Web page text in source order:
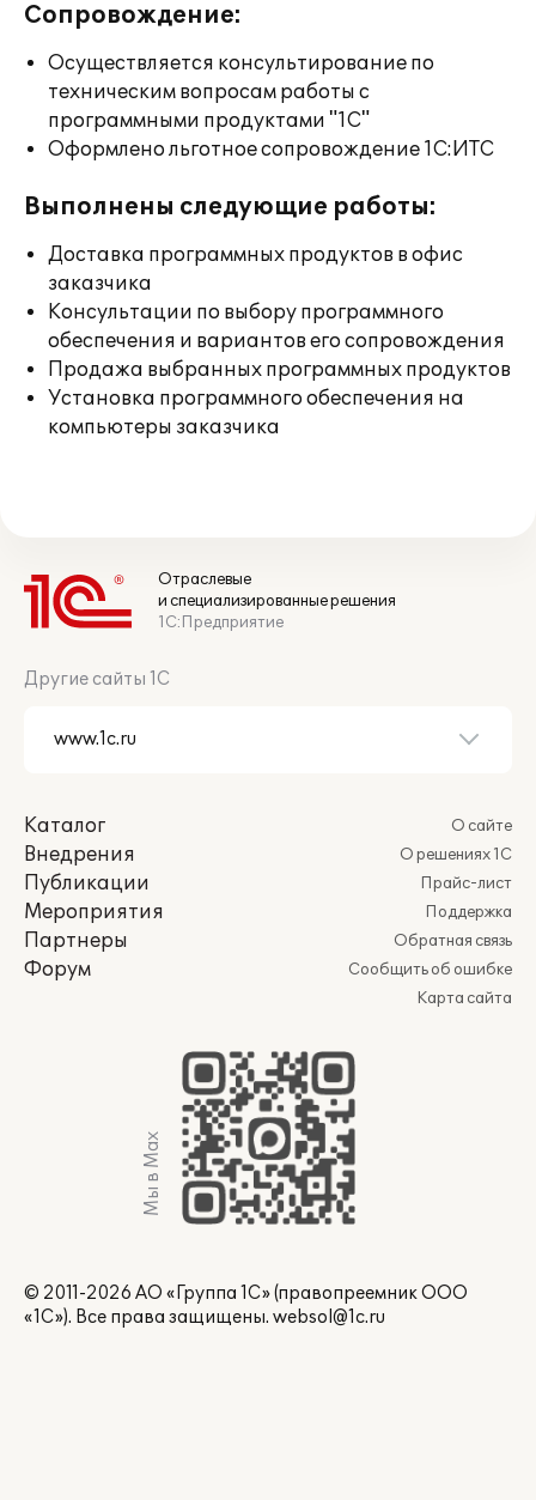
Сопровождение:
Осуществляется консультирование по
техническим вопросам работы с
программными продуктами "1С"
Оформлено льготное сопровождение 1С:ИТС
Выполнены следующие работы:
Доставка программных продуктов в офис
заказчика
Консультации по выбору программного
обеспечения и вариантов его сопровождения
Продажа выбранных программных продуктов
Установка программного обеспечения на
компьютеры заказчика
Отраслевые
и специализированные решения
1С:Предприятие
Другие сайты 1С
Каталог
Внедрения
Публикации
Мероприятия
Партнеры
Форум
О сайте
О решениях 1С
Прайс-лист
Поддержка
Обратная связь
Сообщить об ошибке
Карта сайта
Мы в Max
© 2011-2026 АО «Группа 1С» (правопреемник ООО
«1С»). Все права защищены. websol@1c.ru